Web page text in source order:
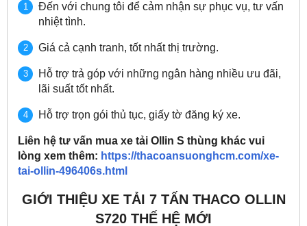
Đến với chung tôi để cảm nhận sự phục vụ, tư vấn
nhiệt tình.
Giá cả cạnh tranh, tốt nhất thị trường.
Hỗ trợ trả góp với những ngân hàng nhiều ưu đãi,
lãi suất tốt nhất.
Hỗ trợ trọn gói thủ tục, giấy tờ đăng ký xe.
Liên hệ tư vấn mua xe tải Ollin S thùng khác vui
lòng xem thêm: https://thacoansuonghcm.com/xe-
tai-ollin-496406s.html
GIỚI THIỆU XE TẢI 7 TẤN THACO OLLIN
S720 THẾ HỆ MỚI